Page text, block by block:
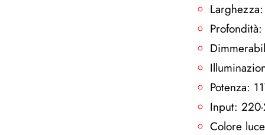
Potenza:
Input:
Colore